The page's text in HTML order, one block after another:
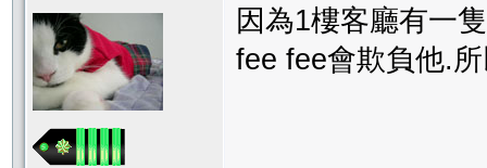
因為1樓客廳有一
fee fee會欺負他.